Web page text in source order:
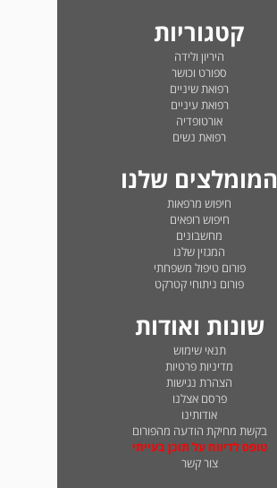
קטגוריות
היריון ולידה
ספורט וכושר
רפואת שיניים
רפואת עיניים
אורטופדיה
רפואת נשים
המומלצים שלנו
חיפוש מרפאות
חיפוש רופאים
מחשבונים
המגזין שלנו
פורום טיפול משפחתי
פורום ניתוחי קטרקט
שונות ואודות
תנאי שימוש
מדיניות פרטיות
הצהרת נגישות
פרסם אצלנו
אודותינו
בקשת מחיקת הודעה מהפורום
טופס לדיווח על תוכן בעייתי
צור קשר